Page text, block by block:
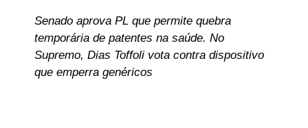
Senado aprova PL que permite quebra
temporária de patentes na saúde. No
Supremo, Dias Toffoli vota contra dispositivo
que emperra genéricos